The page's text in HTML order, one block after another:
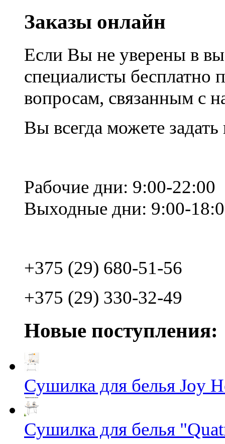
Заказы онлайн
Если Вы не уверены в
специалисты
вопросам, связанным с
Вы всегда можете
Рабочие дни: 9:00-22:00
Выходные дни: 9:00-
+375 (29) 680-51-56
+375 (29) 330-32-49
Новые поступления:
Сушилка для белья Joy
Сушилка для белья